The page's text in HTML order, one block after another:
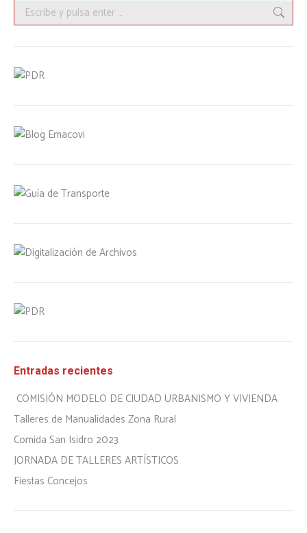
Buscar:
Entradas recientes
COMISIÓN MODELO DE CIUDAD URBANISMO Y VIVIENDA
Talleres de Manualidades Zona Rural
Comida San Isidro 2023
JORNADA DE TALLERES ARTÍSTICOS
Fiestas Concejos